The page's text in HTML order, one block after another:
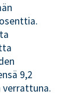
9,2
verrattuna.